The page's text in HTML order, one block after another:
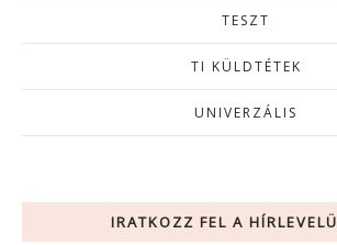
TESZT
TI KÜLDTÉTEK
UNIVERZÁLIS
IRATKOZZ FEL A